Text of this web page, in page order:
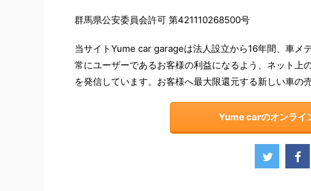
群馬県公安委員会許可 第421110268500号
当サイトYume car garageは法人設立から16年間、車メ
常にユーザーであるお客様の利益になるよう、ネット
を発信しています。お客様へ最大限還元する新しい車の
Yume carのオンライ